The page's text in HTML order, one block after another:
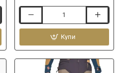
LAST
MosCast
7cm
Купи